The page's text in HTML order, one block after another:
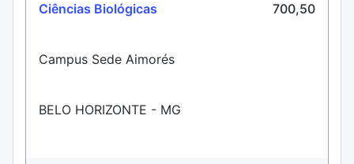
Ciências Biológicas
Campus Sede Aimorés
BELO HORIZONTE - MG
700,50